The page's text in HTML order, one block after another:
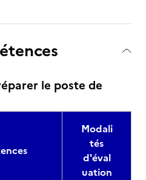
le poste de
Modali
tés
d'éval
uation